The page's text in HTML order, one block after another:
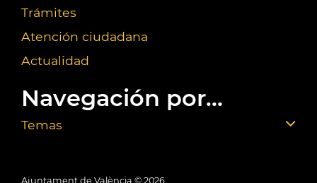
Trámites
Atención ciudadana
Actualidad
Navegación por...
Temas
Ajuntament de València © 2026